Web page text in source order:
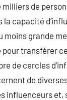
de
la capacité
moins grande
transférer
de cercles
de
influenceurs et,